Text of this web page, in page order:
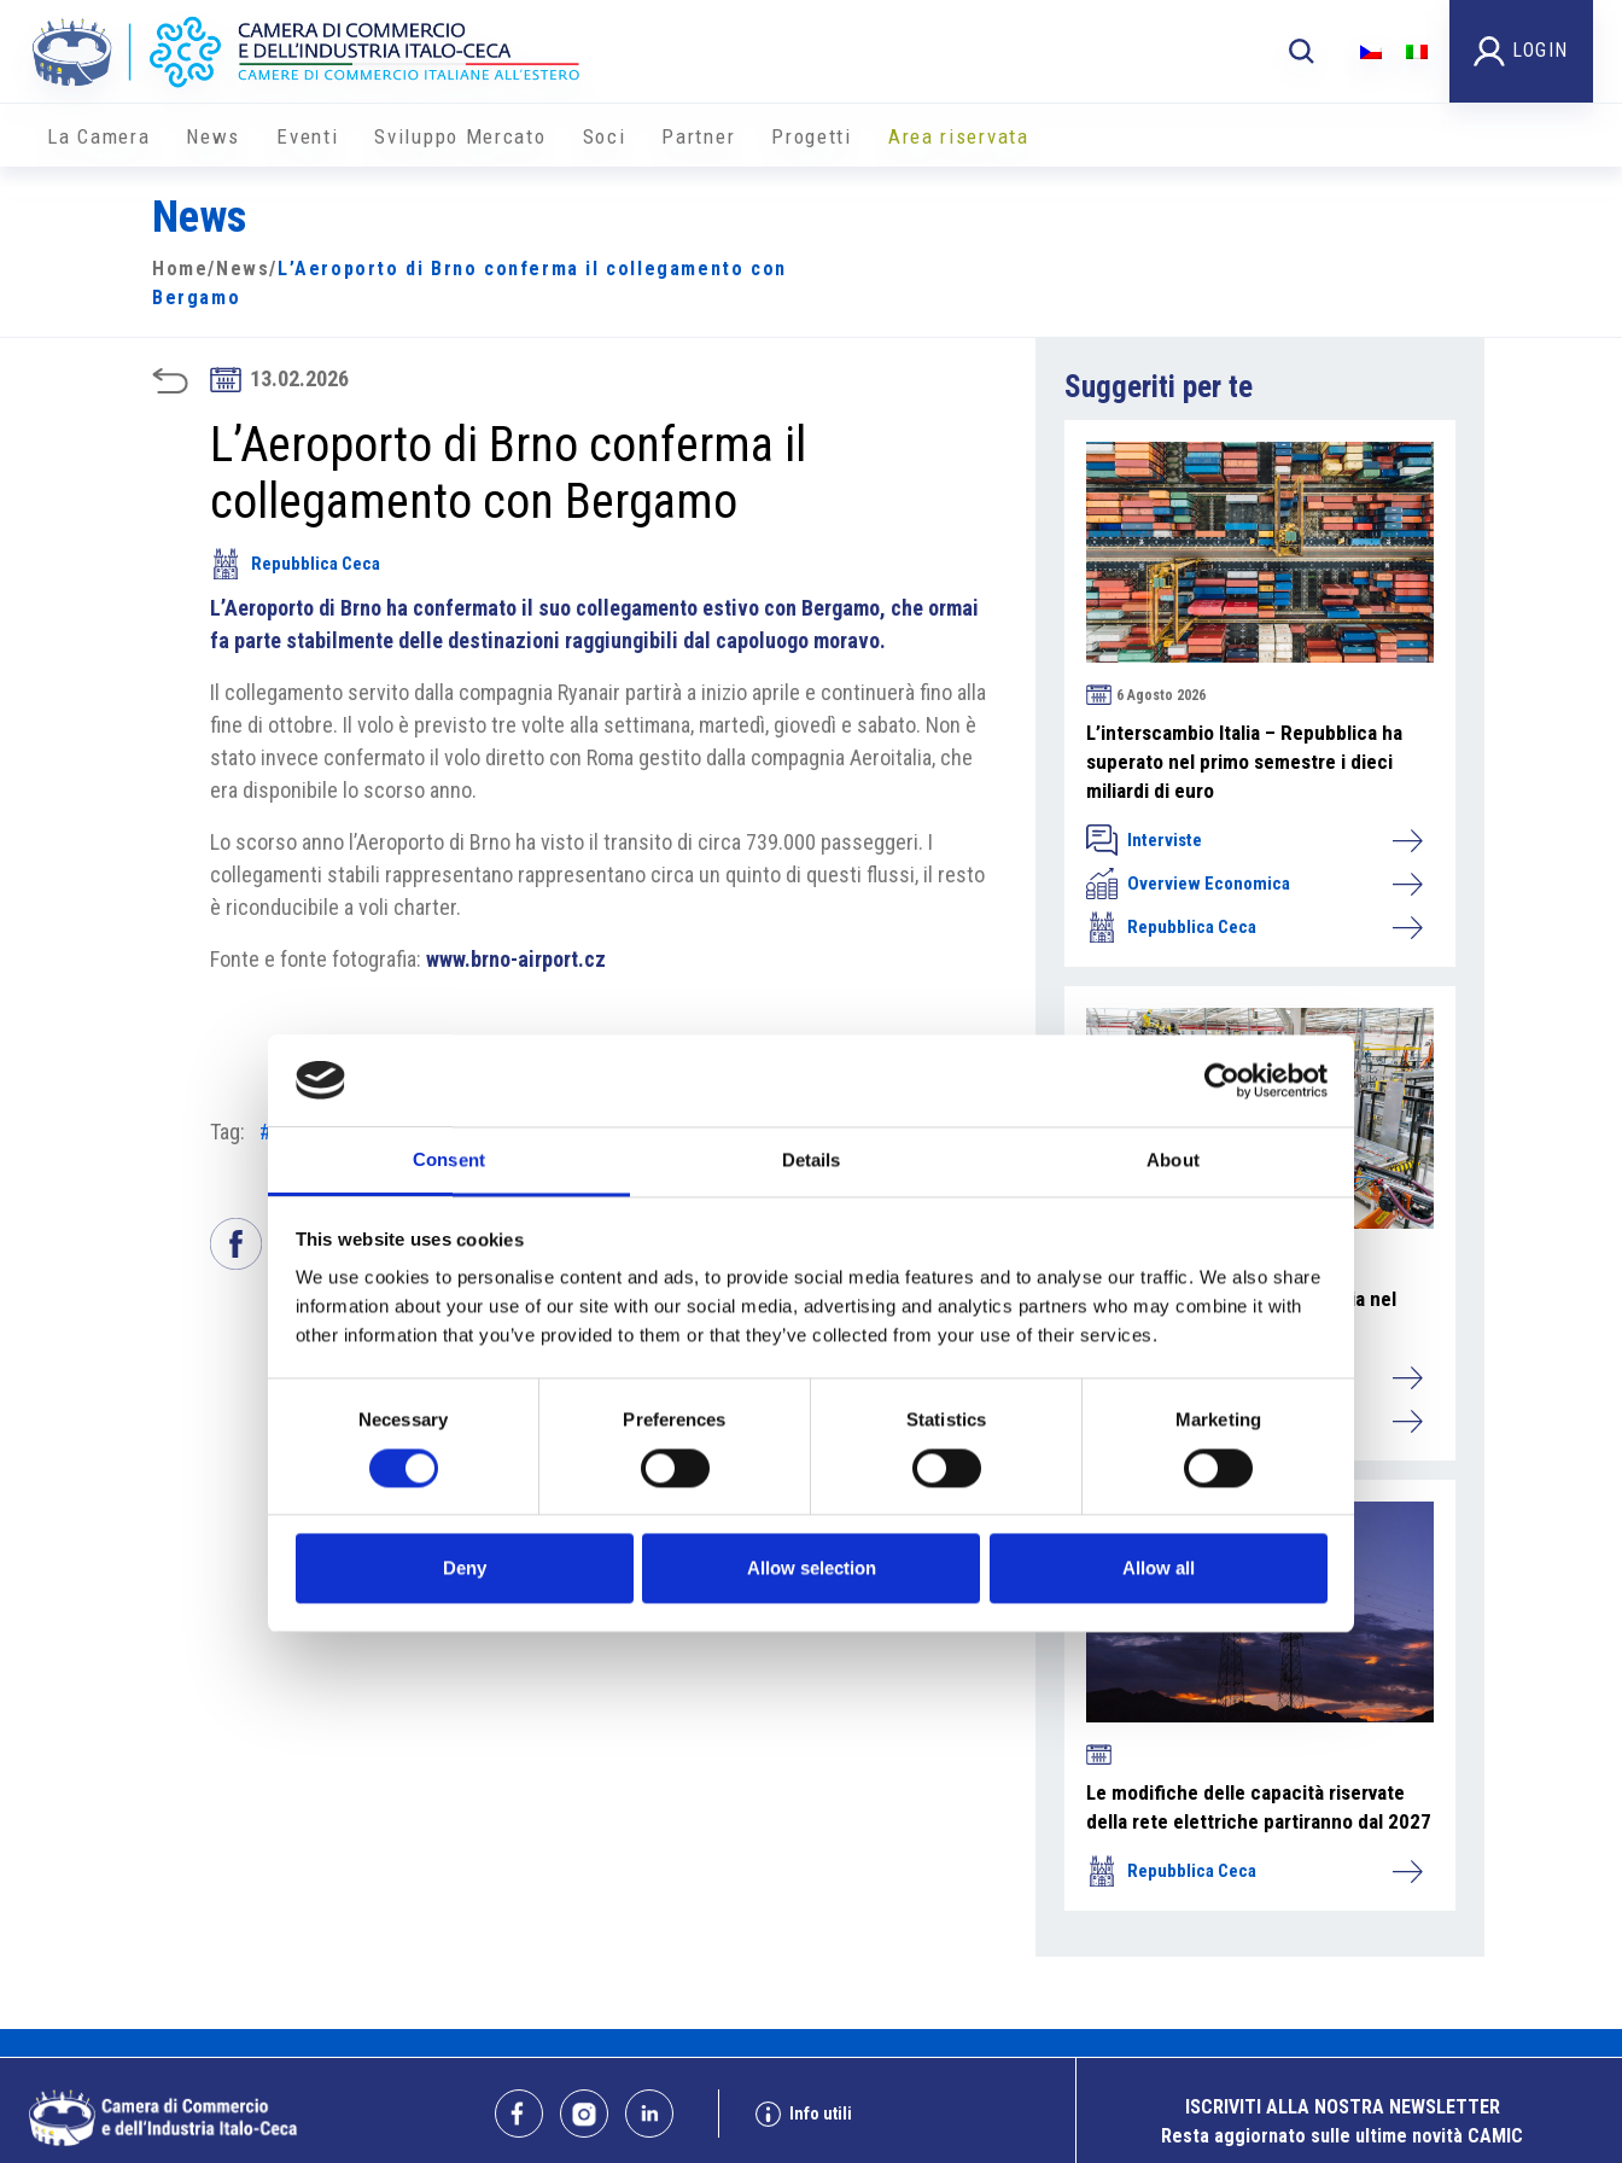
Consent Details About
This website uses cookies
We use cookies to personalise content and ads, to provide social media features and to analyse our traffic. We also share
information about your use of our site with our social media, advertising and analytics partners who may combine it with
other information that you’ve provided to them or that they’ve collected from your use of their services.
Necessary Preferences Statistics Marketing
Deny Allow selection Allow all
LOGIN
La Camera News Eventi Sviluppo Mercato Soci Partner Progetti Area riservata
News
Home/ News/ L’Aeroporto di Brno conferma il collegamento con
Bergamo
13.02.2026
L’Aeroporto di Brno conferma il
collegamento con Bergamo
Repubblica Ceca
L’Aeroporto di Brno ha confermato il suo collegamento estivo con Bergamo, che ormai
fa parte stabilmente delle destinazioni raggiungibili dal capoluogo moravo.
Il collegamento servito dalla compagnia Ryanair partirà a inizio aprile e continuerà fino alla
fine di ottobre. Il volo è previsto tre volte alla settimana, martedì, giovedì e sabato. Non è
stato invece confermato il volo diretto con Roma gestito dalla compagnia Aeroitalia, che
era disponibile lo scorso anno.
Lo scorso anno l’Aeroporto di Brno ha visto il transito di circa 739.000 passeggeri. I
collegamenti stabili rappresentano rappresentano circa un quinto di questi flussi, il resto
è riconducibile a voli charter.
Fonte e fonte fotografia:www.brno-airport.cz
Tag: #Aereoporto Milano Bergamo #Aeroporto di Brno #collegamento aereo
Suggeriti per te
6 Agosto 2026
L’interscambio Italia – Repubblica ha
superato nel primo semestre i dieci
miliardi di euro
Interviste
Overview Economica
Repubblica Ceca
Accelera la ripresa dell’industria nel
corso del primo semestre
Overview Economica
Repubblica Ceca
Le modifiche delle capacità riservate
della rete elettriche partiranno dal 2027
Repubblica Ceca
Info utili
ISCRIVITI ALLA NOSTRA NEWSLETTER
Resta aggiornato sulle ultime novità CAMIC